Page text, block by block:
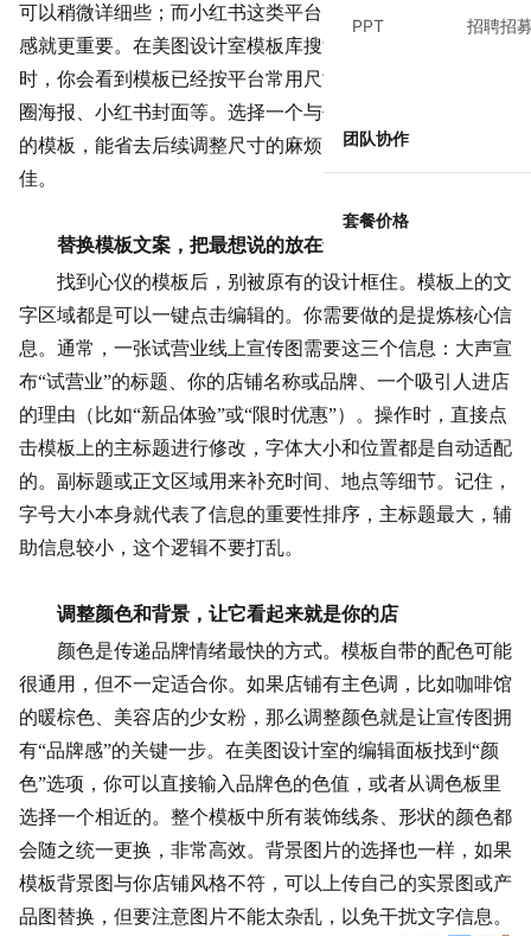
PPT 招聘招
团队协作
套餐价格
可以稍微详细些；而小红书这类平台，视觉上的美感和
感就更重要。在美图设计室模板库搜索“试营业线上宣传图”
时，你会看到模板已经按平台常用尺寸做了分类，比如朋友
圈海报、小红书封面等。选择一个与你的主要发布渠道匹配
的模板，能省去后续调整尺寸的麻烦，确保图片展示效果最
佳。
替换模板文案，把最想说的放在最显眼处
找到心仪的模板后，别被原有的设计框住。模板上的文
字区域都是可以一键点击编辑的。你需要做的是提炼核心信
息。通常，一张试营业线上宣传图需要这三个信息：大声宣
布“试营业”的标题、你的店铺名称或品牌、一个吸引人进店
的理由（比如“新品体验”或“限时优惠”）。操作时，直接点
击模板上的主标题进行修改，字体大小和位置都是自动适配
的。副标题或正文区域用来补充时间、地点等细节。记住，
字号大小本身就代表了信息的重要性排序，主标题最大，辅
助信息较小，这个逻辑不要打乱。
调整颜色和背景，让它看起来就是你的店
颜色是传递品牌情绪最快的方式。模板自带的配色可能
很通用，但不一定适合你。如果店铺有主色调，比如咖啡馆
的暖棕色、美容店的少女粉，那么调整颜色就是让宣传图拥
有“品牌感”的关键一步。在美图设计室的编辑面板找到“颜
色”选项，你可以直接输入品牌色的色值，或者从调色板里
选择一个相近的。整个模板中所有装饰线条、形状的颜色都
会随之统一更换，非常高效。背景图片的选择也一样，如果
模板背景图与你店铺风格不符，可以上传自己的实景图或产
品图替换，但要注意图片不能太杂乱，以免干扰文字信息。